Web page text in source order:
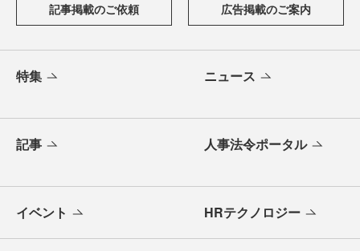
記事掲載のご依頼 広告掲載のご案内
特集 ニュース
記事 人事法令ポータル
イベント HRテクノロジー